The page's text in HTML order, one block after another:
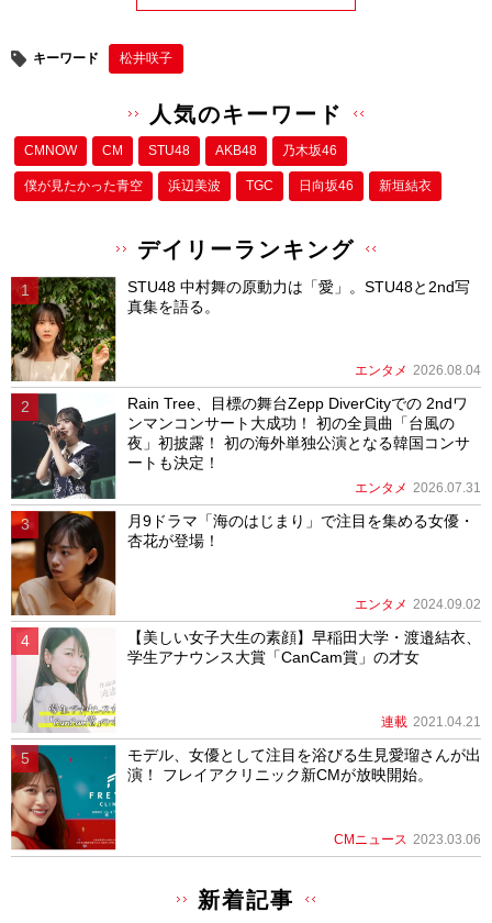
キーワード 松井咲子
人気のキーワード
CMNOW CM STU48 AKB48 乃木坂46
僕が⾒たかった⻘空 浜辺美波 TGC 日向坂46 新垣結衣
デイリーランキング
STU48 中村舞の原動力は「愛」。STU48と2nd写
真集を語る。
エンタメ 2026.08.04
Rain Tree、目標の舞台Zepp DiverCityでの 2ndワ
ンマンコンサート大成功！ 初の全員曲「台風の
夜」初披露！ 初の海外単独公演となる韓国コンサ
ートも決定！
エンタメ 2026.07.31
月9ドラマ「海のはじまり」で注目を集める女優・
杏花が登場！
エンタメ 2024.09.02
【美しい女子大生の素顔】早稲田大学・渡邉結衣、
学生アナウンス大賞「CanCam賞」の才女
連載 2021.04.21
モデル、女優として注目を浴びる生見愛瑠さんが出
演！ フレイアクリニック新CMが放映開始。
CMニュース 2023.03.06
新着記事